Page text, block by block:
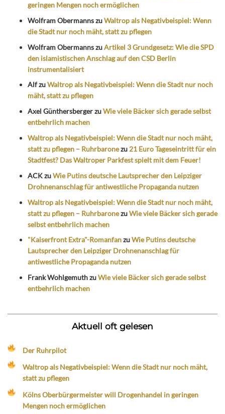
geringen Mengen noch ermöglichen
Wolfram ObermannszuWaltrop als Negativbeispiel: Wenn
die Stadt nur noch mäht, statt zu pflegen
Wolfram ObermannszuArtikel 3 Grundgesetz: Wie die SPD
den islamistischen Anschlag auf den CSD Berlin
instrumentalisiert
AlfzuWaltrop als Negativbeispiel: Wenn die Stadt nur noch
mäht, statt zu pflegen
Axel GünthersbergerzuWie viele Bäcker sich gerade selbst
entbehrlich machen
Waltrop als Negativbeispiel: Wenn die Stadt nur noch mäht,
statt zu pflegen – Ruhrbaronezu 21 Euro Tageseintritt für ein
Stadtfest? Das Waltroper Parkfest spielt mit dem Feuer!
ACKzuWie Putins deutsche Lautsprecher den Leipziger
Drohnenanschlag für antiwestliche Propaganda nutzen
Waltrop als Negativbeispiel: Wenn die Stadt nur noch mäht,
statt zu pflegen – RuhrbaronezuWie viele Bäcker sich gerade
selbst entbehrlich machen
"Kaiserfront Extra"-RomanfanzuWie Putins deutsche
Lautsprecher den Leipziger Drohnenanschlag für
antiwestliche Propaganda nutzen
Frank WohlgemuthzuWie viele Bäcker sich gerade selbst
entbehrlich machen
Aktuell oft gelesen
Der Ruhrpilot
Waltrop als Negativbeispiel: Wenn die Stadt nur noch mäht,
statt zu pflegen
Kölns Oberbürgermeister will Drogenhandel in geringen
Mengen noch ermöglichen